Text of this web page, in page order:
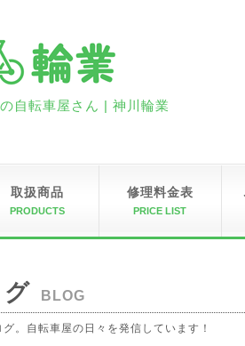
自転車屋さん | 神川輪業
取扱商品
PRODUCTS
修理料金表
PRICE LIST
BLOG
。自転車屋の日々を発信しています！